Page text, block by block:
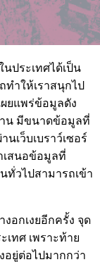
ประเทศได้เป็น
ทำให้เราสนุกไป
ยแพร่ข้อมูลดัง
น มีขนาดข้อมูลที่
เว็บเบราว์เซอร์
เสนอข้อมูลที่
ทั่วไปสามารถเข้า
งอกเงยอีกครั้ง จุด
ทศ เพราะท้าย
อยู่ต่อไปมากกว่า